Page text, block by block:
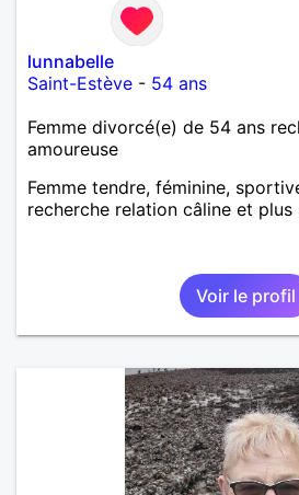
lunnabelle
Saint-Estève - 54 ans
Femme divorcé(e) de 54 ans
amoureuse
Femme tendre, féminine,
recherche relation câline et plus
Voir le profil